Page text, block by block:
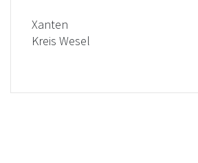
Xanten
Kreis Wesel